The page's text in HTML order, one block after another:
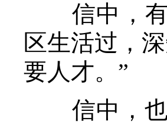
信中，有“
区生活过，
要人才。”
信中，也